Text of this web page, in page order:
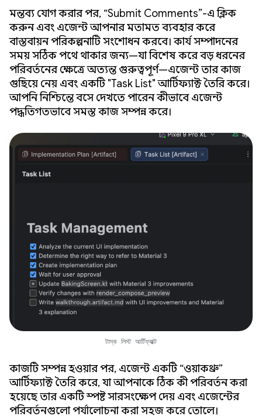
মন্তব্য যোগ করার পর, “Submit Comments”-এ ক্লিক
করুন এবং এজেন্ট আপনার মতামত ব্যবহার করে
বাস্তবায়ন পরিকল্পনাটি সংশোধন করবে। কার্য সম্পাদনের
সময় সঠিক পথে থাকার জন্য—যা বিশেষ করে বড় ধরনের
পরিবর্তনের ক্ষেত্রে অত্যন্ত গুরুত্বপূর্ণ—এজেন্ট তার কাজ
গুছিয়ে নেয় এবং একটি "Task List" আর্টিফ্যাক্ট তৈরি করে।
আপনি নিশ্চিন্তে বসে দেখতে পারেন কীভাবে এজেন্ট
পদ্ধতিগতভাবে সমস্ত কাজ সম্পন্ন করে।
টাস্ক লিস্ট আর্টিফ্যাক্ট
কাজটি সম্পন্ন হওয়ার পর, এজেন্ট একটি “ওয়াকথ্রু”
আর্টিফ্যাক্ট তৈরি করে, যা আপনাকে ঠিক কী পরিবর্তন করা
হয়েছে তার একটি স্পষ্ট সারসংক্ষেপ দেয় এবং এজেন্টের
পরিবর্তনগুলো পর্যালোচনা করা সহজ করে তোলে।